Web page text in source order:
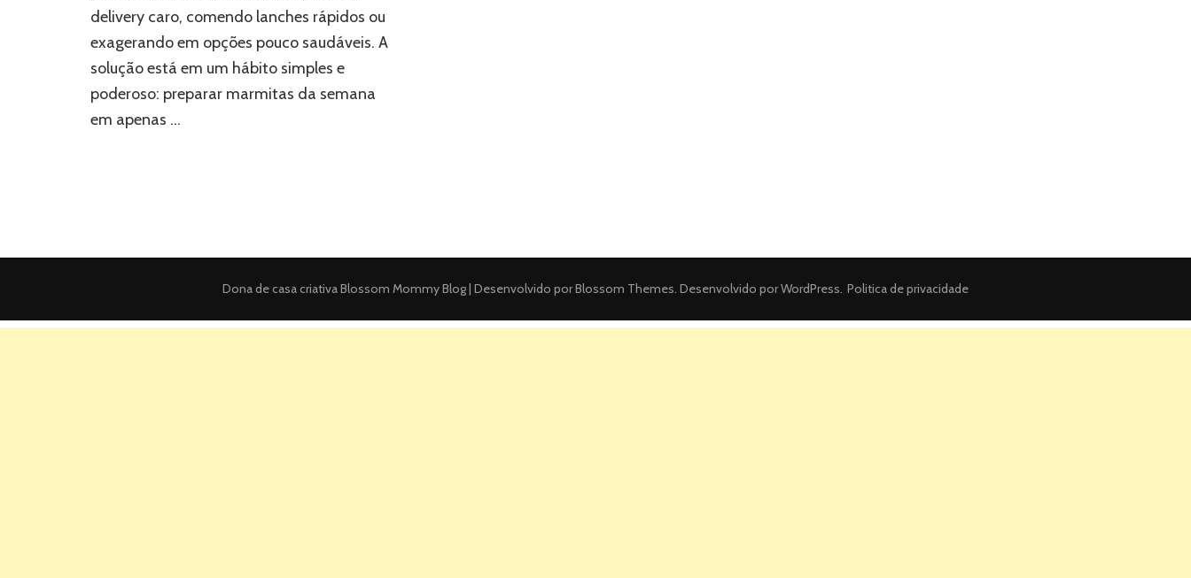
delivery caro, comendo lanches rápidos ou
exagerando em opções pouco saudáveis. A
solução está em um hábito simples e
poderoso: preparar marmitas da semana
em apenas …
Dona de casa criativaBlossom Mommy Blog | Desenvolvido porBlossom Themes. Desenvolvido porWordPress. Politica de privacidade